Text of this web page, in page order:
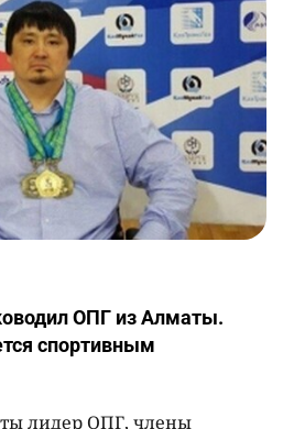
ОПГ из Алматы.
спортивным
лидер ОПГ, члены